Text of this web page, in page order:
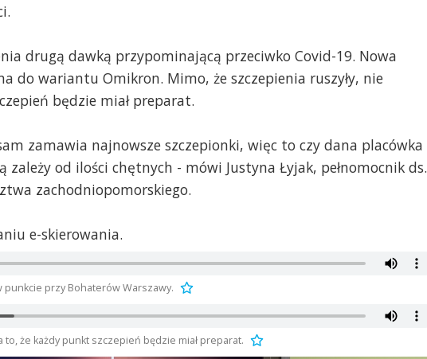
drugą dawką przypominającą przeciwko Covid-19. Nowa
do wariantu Omikron. Mimo, że szczepienia ruszyły, nie
będzie miał preparat.
zamawia najnowsze szczepionki, więc to czy dana placówka
zależy od ilości chętnych - mówi Justyna Łyjak, pełnomocnik ds.
zachodniopomorskiego.
e-skierowania.
przy Bohaterów Warszawy.
że każdy punkt szczepień będzie miał preparat.